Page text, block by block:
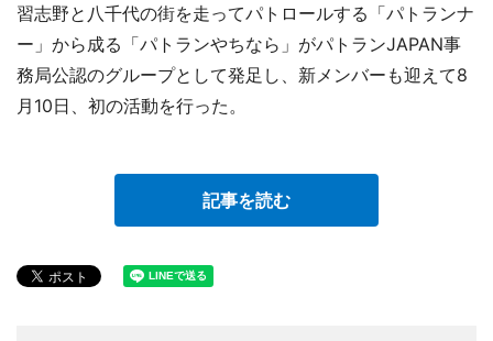
習志野と八千代の街を走ってパトロールする「パトランナ
ー」から成る「パトランやちなら」がパトランJAPAN事
務局公認のグループとして発足し、新メンバーも迎えて8
月10日、初の活動を行った。
記事を読む